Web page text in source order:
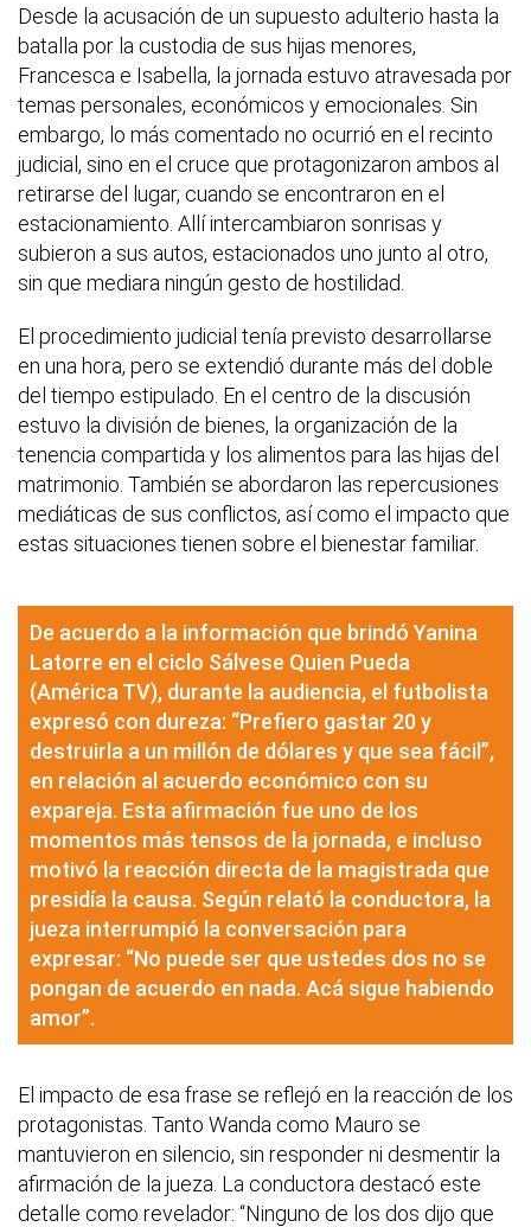
Desde la acusación de un supuesto adulterio hasta la
batalla por la custodia de sus hijas menores,
Francesca e Isabella, la jornada estuvo atravesada por
temas personales, económicos y emocionales. Sin
embargo, lo más comentado no ocurrió en el recinto
judicial, sino en el cruce que protagonizaron ambos al
retirarse del lugar, cuando se encontraron en el
estacionamiento. Allí intercambiaron sonrisas y
subieron a sus autos, estacionados uno junto al otro,
sin que mediara ningún gesto de hostilidad.
El procedimiento judicial tenía previsto desarrollarse
en una hora, pero se extendió durante más del doble
del tiempo estipulado. En el centro de la discusión
estuvo la división de bienes, la organización de la
tenencia compartida y los alimentos para las hijas del
matrimonio. También se abordaron las repercusiones
mediáticas de sus conflictos, así como el impacto que
estas situaciones tienen sobre el bienestar familiar.
De acuerdo a la información que brindó Yanina
Latorre en el ciclo Sálvese Quien Pueda
(América TV), durante la audiencia, el futbolista
expresó con dureza: “Prefiero gastar 20 y
destruirla a un millón de dólares y que sea fácil”,
en relación al acuerdo económico con su
expareja. Esta afirmación fue uno de los
momentos más tensos de la jornada, e incluso
motivó la reacción directa de la magistrada que
presidía la causa. Según relató la conductora, la
jueza interrumpió la conversación para
expresar: “No puede ser que ustedes dos no se
pongan de acuerdo en nada. Acá sigue habiendo
amor”.
El impacto de esa frase se reflejó en la reacción de los
protagonistas. Tanto Wanda como Mauro se
mantuvieron en silencio, sin responder ni desmentir la
afirmación de la jueza. La conductora destacó este
detalle como revelador: “Ninguno de los dos dijo que